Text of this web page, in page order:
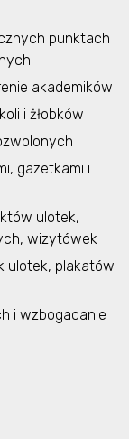
punktach
akademików
i żłobków
gazetkami i
ulotek,
wizytówek
ulotek, plakatów
i wzbogacanie